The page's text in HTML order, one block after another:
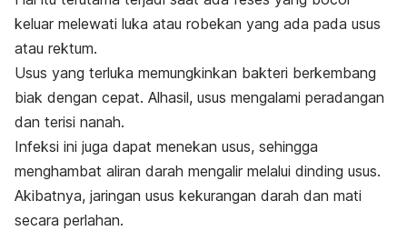
keluar melewati luka atau robekan yang ada pada usus
atau rektum.
Usus yang terluka memungkinkan bakteri berkembang
biak dengan cepat. Alhasil, usus mengalami peradangan
dan terisi nanah.
Infeksi ini juga dapat menekan usus, sehingga
menghambat aliran darah mengalir melalui dinding usus.
Akibatnya, jaringan usus kekurangan darah dan mati
secara perlahan.